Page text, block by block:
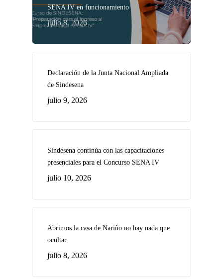
SENA IV en funcionamiento
julio 8, 2026
Declaración de la Junta Nacional Ampliada
de Sindesena
julio 9, 2026
Sindesena continúa con las capacitaciones
presenciales para el Concurso SENA IV
julio 10, 2026
Abrimos la casa de Nariño no hay nada que
ocultar
julio 8, 2026